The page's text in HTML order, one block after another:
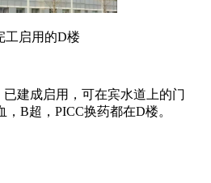
工启用的D楼
建成启用，可在宾水道上的门
B超，PICC换药都在D楼。